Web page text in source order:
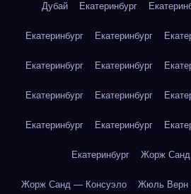
Дубай Екатеринбург
Екатеринбург Екатеринбург
Екатеринбург Екатеринбург
Екатеринбург Екатеринбург
Екатеринбург Екатеринбург
Екатеринбург Жорж
Жорж Санд — Консуэло Жюль Верн